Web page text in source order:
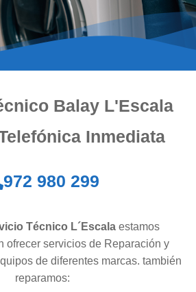
Balay L'Escala
Inmediata
972 980 299
Técnico L´Escala estamos
ofrecer servicios de Reparación y
de diferentes marcas. también
reparamos: